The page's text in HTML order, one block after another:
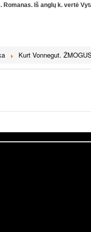
Romanas. Iš anglų k. vertė
Kurt Vonnegut.